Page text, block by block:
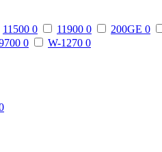
11500 0 11900 0 200GE 0
0 W-1270 0